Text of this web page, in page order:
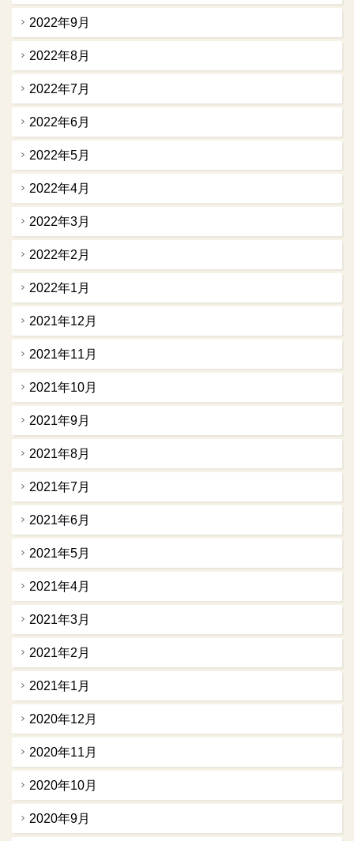
2022年9月
2022年8月
2022年7月
2022年6月
2022年5月
2022年4月
2022年3月
2022年2月
2022年1月
2021年12月
2021年11月
2021年10月
2021年9月
2021年8月
2021年7月
2021年6月
2021年5月
2021年4月
2021年3月
2021年2月
2021年1月
2020年12月
2020年11月
2020年10月
2020年9月